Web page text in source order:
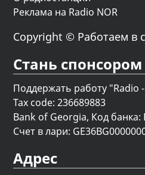
Реклама на Radio NOR
Copyright © Работаем в
Стань спонсором
Поддержать работу "Radio -
Tax code: 236689883
Bank of Georgia, Код банка:
Счет в лари:
Адрес